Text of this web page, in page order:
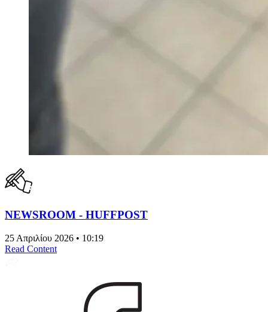
NEWSROOM - HUFFPOST
25 Απριλίου 2026 • 10:19
Read Content